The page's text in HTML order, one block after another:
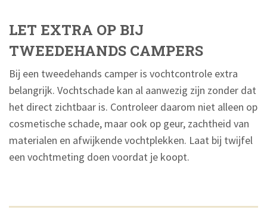
LET EXTRA OP BIJ
TWEEDEHANDS CAMPERS
Bij een tweedehands camper is vochtcontrole extra
belangrijk. Vochtschade kan al aanwezig zijn zonder dat
het direct zichtbaar is. Controleer daarom niet alleen op
cosmetische schade, maar ook op geur, zachtheid van
materialen en afwijkende vochtplekken. Laat bij twijfel
een vochtmeting doen voordat je koopt.